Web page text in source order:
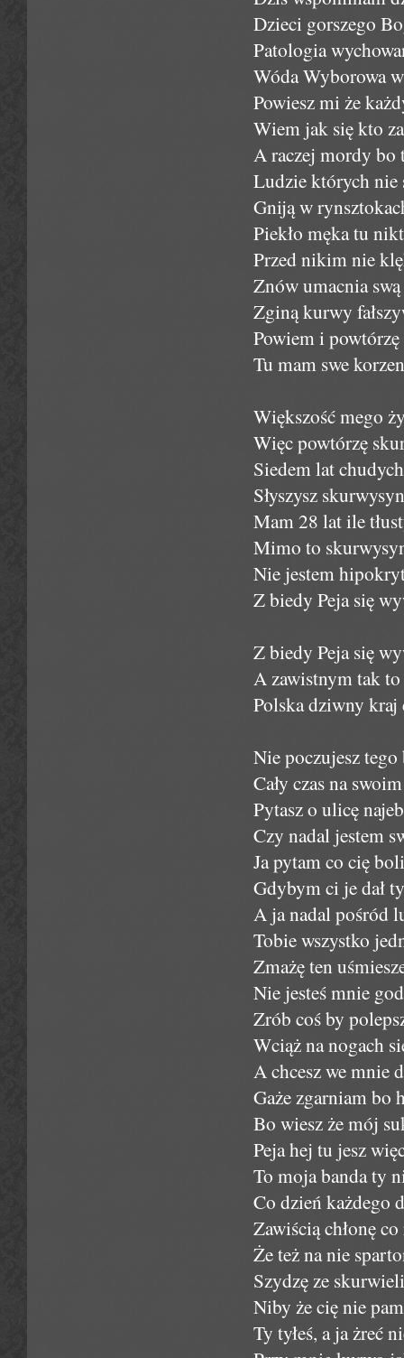
Dzieci gorszego
Patologia
Wóda Wyborowa
Powiesz mi że
Wiem jak się kto
A raczej mordy bo
Ludzie których nie
Gniją w
Piekło męka tu
Przed nikim nie
Znów umacnia
Zginą kurwy
Powiem i
Tu mam swe
Większość mego
Więc powtórzę
Siedem lat
Słyszysz
Mam 28 lat ile
Mimo to
Nie jestem
Z biedy Peja się
Z biedy Peja się
A zawistnym tak to
Polska dziwny kraj
Nie poczujesz tego
Cały czas na
Pytasz o ulicę
Czy nadal jestem
Ja pytam co cię
Gdybym ci je dał
A ja nadal pośród
Tobie wszystko
Zmażę ten
Nie jesteś mnie
Zrób coś by
Wciąż na nogach
A chcesz we mnie
Gaże zgarniam bo
Bo wiesz że mój
Peja hej tu jesz
To moja banda ty
Co dzień każdego
Zawiścią chłonę
Że też na nie
Szydzę ze
Niby że cię nie
Ty tyłeś, a ja żreć